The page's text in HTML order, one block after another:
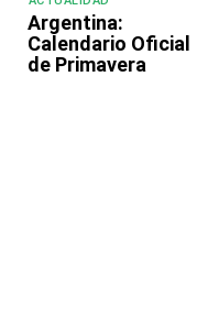
Argentina:
Calendario Oficial
de Primavera